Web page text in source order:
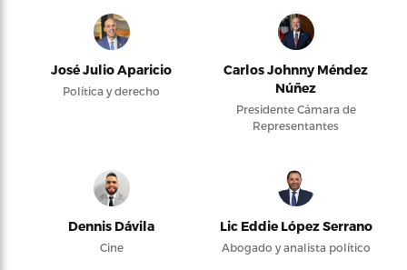
José Julio Aparicio
Política y derecho
Carlos Johnny Méndez
Núñez
Presidente Cámara de
Representantes
Dennis Dávila
Cine
Lic Eddie López Serrano
Abogado y analista político